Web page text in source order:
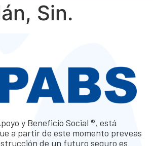
Sin.
y Beneficio Social ®, está
a partir de este momento preveas
de un futuro seguro es